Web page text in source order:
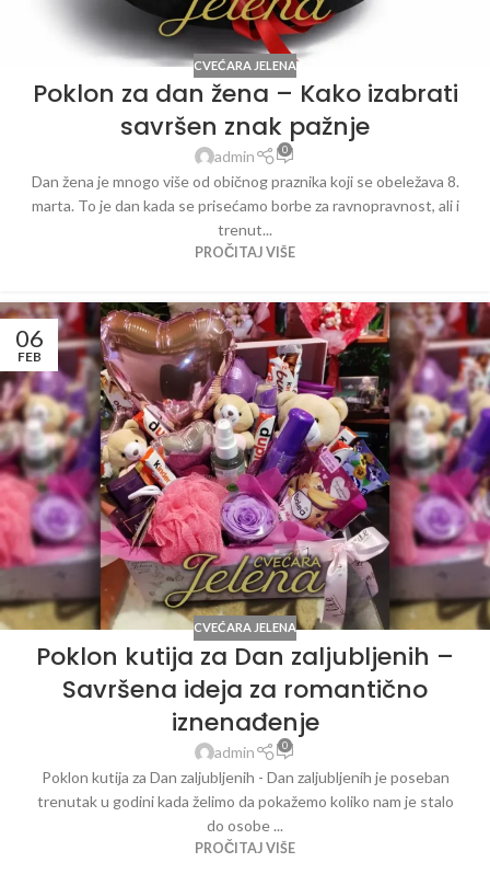
CVEĆARA JELENA
Poklon za dan žena – Kako izabrati
savršen znak pažnje
admin 0
Dan žena je mnogo više od običnog praznika koji se obeležava 8.
marta. To je dan kada se prisećamo borbe za ravnopravnost, ali i
trenut...
PROČITAJ VIŠE
06
FEB
CVEĆARA JELENA
Poklon kutija za Dan zaljubljenih –
Savršena ideja za romantično
iznenađenje
admin 0
Poklon kutija za Dan zaljubljenih - Dan zaljubljenih je poseban
trenutak u godini kada želimo da pokažemo koliko nam je stalo
do osobe ...
PROČITAJ VIŠE